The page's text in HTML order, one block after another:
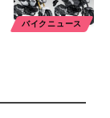
バイクニュース